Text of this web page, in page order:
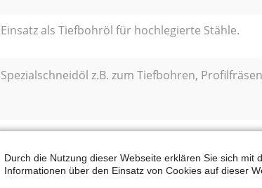
Einsatz als Tiefbohröl für hochlegierte Stähle.
Spezialschneidöl z.B. zum Tiefbohren,
Spezialschneidöl für z.B. Zahnradarbeiten und
Durch die Nutzung dieser Webseite erklären Sie sich
Informationen über den Einsatz von Cookies auf dieser